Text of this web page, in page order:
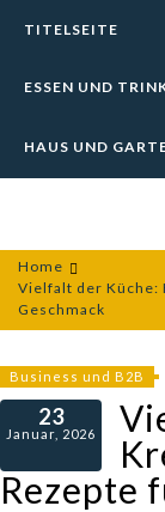
TITELSEITE
ESSEN UND
HAUS UND
Home
Vielfalt der Küche:
Geschmack
Business und B2B
23
Januar, 2026
Rezepte